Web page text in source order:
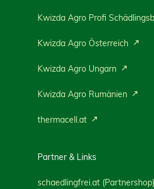
Kwizda Agro Profi
Kwizda Agro Österreich
Kwizda Agro Ungarn
Kwizda Agro Rumänien
thermacell.at
Partner & Links
schaedlingfrei.at (Partnershop)